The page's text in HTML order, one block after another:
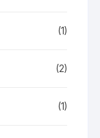
(1)
(2)
(1)